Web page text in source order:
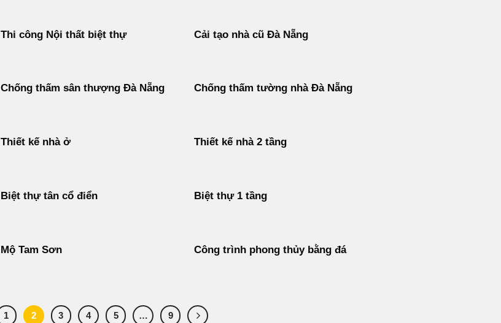
Thi công Nội thất biệt thự Cải tạo nhà cũ Đà Nẵng
Chống thấm sân thượng Đà Nẵng
Chống thấm tường nhà Đà Nẵng
Thiết kế nhà ở
Thiết kế nhà 2 tầng
Biệt thự tân cổ điển
Biệt thự 1 tầng
Mộ Tam Sơn
Công trình phong thủy bằng đá
1 2 3 4 5 … 9